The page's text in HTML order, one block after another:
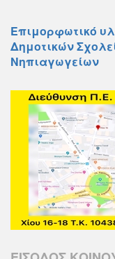
Επιμορφωτικό
Δημοτικών
Νηπιαγωγείων